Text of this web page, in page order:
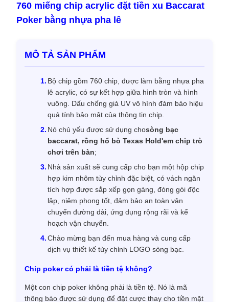
760 miếng chip acrylic đặt tiền xu Baccarat
Poker bằng nhựa pha lê
MÔ TẢ SẢN PHẨM
Bộ chip gồm 760 chip, được làm bằng nhựa pha
lê acrylic, có sự kết hợp giữa hình tròn và hình
vuông. Dấu chống giả UV vô hình đảm bảo hiệu
quả tính bảo mật của thông tin chip.
Nó chủ yếu được sử dụng chosòng bạc
baccarat, rồng hổ bò Texas Hold'em chip trò
chơi trên bàn;
Nhà sản xuất sẽ cung cấp cho bạn một hộp chip
hợp kim nhôm tùy chỉnh đặc biệt, có vách ngăn
tích hợp được sắp xếp gọn gàng, đóng gói độc
lập, niêm phong tốt, đảm bảo an toàn vận
chuyển đường dài, ứng dụng rộng rãi và kế
hoạch vận chuyển.
Chào mừng bạn đến mua hàng và cung cấp
dịch vụ thiết kế tùy chỉnh LOGO sòng bạc.
Chip poker có phải là tiền tệ không?
Một con chip poker không phải là tiền tệ. Nó là mã
thông báo được sử dụng để đặt cược thay cho tiền mặt